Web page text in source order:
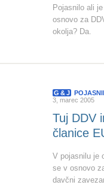
Pojasnilo ali
osnovo za
okolja? Da.
G &J
3, marec 2005
Tuj DDV
članice
V pojasnilu je
se v osnovo
davčni